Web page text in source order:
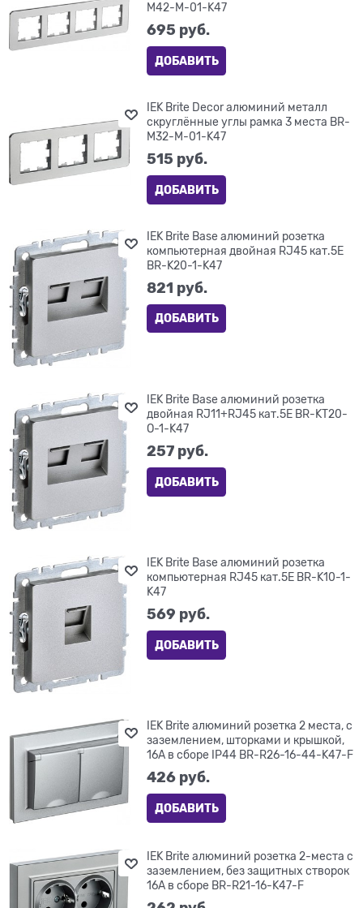
M42-M-01-K47
695 руб.
ДОБАВИТЬ
IEK Brite Decor алюминий металл
скруглённые углы рамка 3 места BR-
M32-M-01-K47
515 руб.
ДОБАВИТЬ
IEK Brite Base алюминий розетка
компьютерная двойная RJ45 кат.5E
BR-K20-1-K47
821 руб.
ДОБАВИТЬ
IEK Brite Base алюминий розетка
двойная RJ11+RJ45 кат.5E BR-KT20-
O-1-K47
257 руб.
ДОБАВИТЬ
IEK Brite Base алюминий розетка
компьютерная RJ45 кат.5E BR-K10-1-
K47
569 руб.
ДОБАВИТЬ
IEK Brite алюминий розетка 2 места, с
заземлением, шторками и крышкой,
16А в сборе IP44 BR-R26-16-44-K47-F
426 руб.
ДОБАВИТЬ
IEK Brite алюминий розетка 2-места с
заземлением, без защитных створок
16А в сборе BR-R21-16-K47-F